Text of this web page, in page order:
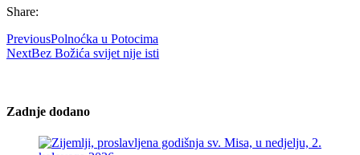
Share:
PreviousPolnoćka u Potocima
NextBez Božića svijet nije isti
Zadnje dodano